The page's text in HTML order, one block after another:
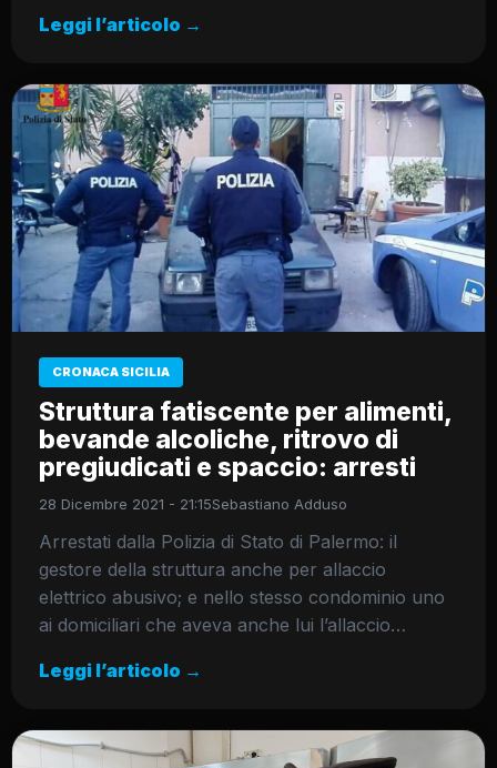
Leggi l’articolo →
CRONACA SICILIA
Struttura fatiscente per alimenti,
bevande alcoliche, ritrovo di
pregiudicati e spaccio: arresti
28 Dicembre 2021 - 21:15Sebastiano Adduso
Arrestati dalla Polizia di Stato di Palermo: il
gestore della struttura anche per allaccio
elettrico abusivo; e nello stesso condominio uno
ai domiciliari che aveva anche lui l’allaccio…
Leggi l’articolo →